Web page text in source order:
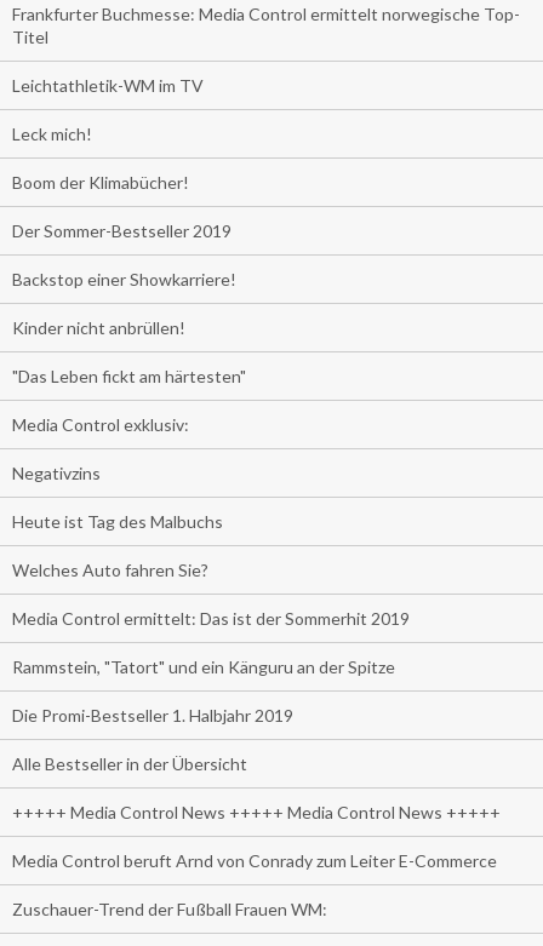
Frankfurter Buchmesse: Media Control ermittelt norwegische Top-
Titel
Leichtathletik-WM im TV
Leck mich!
Boom der Klimabücher!
Der Sommer-Bestseller 2019
Backstop einer Showkarriere!
Kinder nicht anbrüllen!
"Das Leben fickt am härtesten"
Media Control exklusiv:
Negativzins
Heute ist Tag des Malbuchs
Welches Auto fahren Sie?
Media Control ermittelt: Das ist der Sommerhit 2019
Rammstein, "Tatort" und ein Känguru an der Spitze
Die Promi-Bestseller 1. Halbjahr 2019
Alle Bestseller in der Übersicht
+++++ Media Control News +++++ Media Control News +++++
Media Control beruft Arnd von Conrady zum Leiter E-Commerce
Zuschauer-Trend der Fußball Frauen WM: